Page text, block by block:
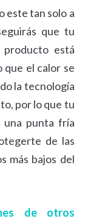
este tan solo a
que tu
está
que el calor se
la tecnología
por lo que tu
una punta fría
de las
más bajos del
de otros